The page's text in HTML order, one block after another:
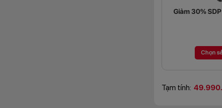
Giảm 30%
Chọn
Tạm tính: